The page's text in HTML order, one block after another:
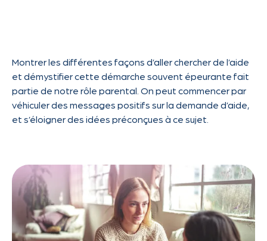
Montrer les différentes façons d’aller chercher de l’aide
et démystifier cette démarche souvent épeurante fait
partie de notre rôle parental. On peut commencer par
véhiculer des messages positifs sur la demande d’aide,
et s’éloigner des idées préconçues à ce sujet.